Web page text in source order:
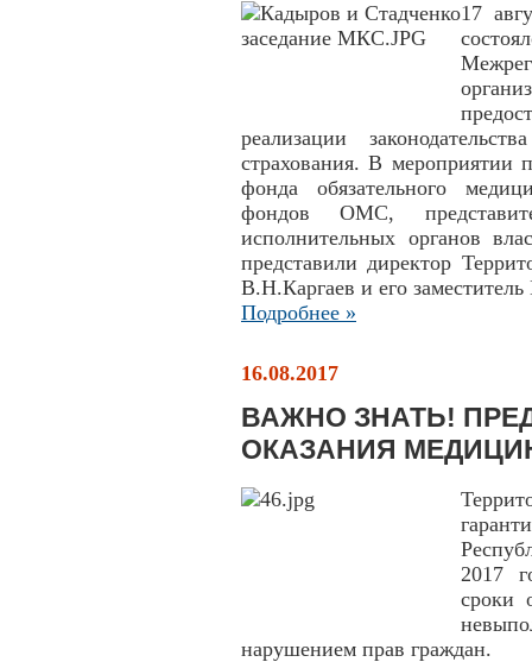
17
реализации
страхования. В мероприятии
фонда обязательного
фондов ОМС,
исполнительных органов
представили директор
В.Н.Каргаев и его
Подробнее »
16.08.2017
ВАЖНО ЗНАТЬ!
ОКАЗАНИЯ
2017
сроки
нарушением прав граждан.